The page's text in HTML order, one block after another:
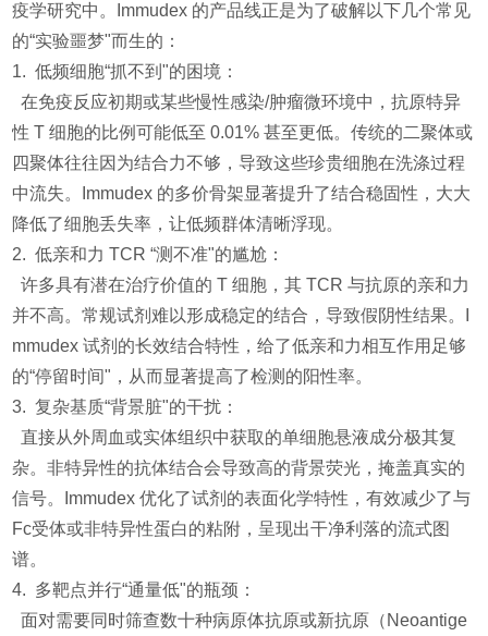
疫学研究中。Immudex 的产品线正是为了破解以下几个常见
的“实验噩梦"而生的：
1. 低频细胞“抓不到"的困境：
在免疫反应初期或某些慢性感染/肿瘤微环境中，抗原特异
性 T 细胞的比例可能低至 0.01% 甚至更低。传统的二聚体或
四聚体往往因为结合力不够，导致这些珍贵细胞在洗涤过程
中流失。Immudex 的多价骨架显著提升了结合稳固性，大大
降低了细胞丢失率，让低频群体清晰浮现。
2. 低亲和力 TCR “测不准"的尴尬：
许多具有潜在治疗价值的 T 细胞，其 TCR 与抗原的亲和力
并不高。常规试剂难以形成稳定的结合，导致假阴性结果。I
mmudex 试剂的长效结合特性，给了低亲和力相互作用足够
的“停留时间"，从而显著提高了检测的阳性率。
3. 复杂基质“背景脏"的干扰：
直接从外周血或实体组织中获取的单细胞悬液成分极其复
杂。非特异性的抗体结合会导致高的背景荧光，掩盖真实的
信号。Immudex 优化了试剂的表面化学特性，有效减少了与
Fc受体或非特异性蛋白的粘附，呈现出干净利落的流式图
谱。
4. 多靶点并行“通量低"的瓶颈：
面对需要同时筛查数十种病原体抗原或新抗原（Neoantige